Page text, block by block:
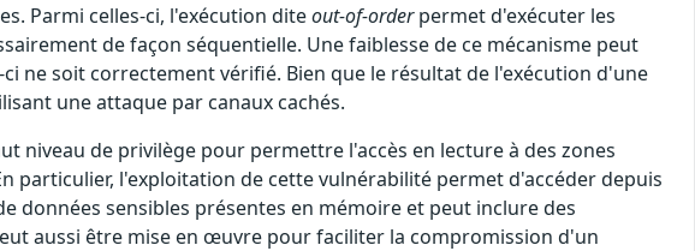
Parmi celles-ci, l'exécution diteout-of-orderpermet d'exécuter les
de façon séquentielle. Une faiblesse de ce mécanisme peut
ne soit correctement vérifié. Bien que le résultat de l'exécution d'une
une attaque par canaux cachés.
niveau de privilège pour permettre l'accès en lecture à des zones
particulier, l'exploitation de cette vulnérabilité permet d'accéder depuis
données sensibles présentes en mémoire et peut inclure des
aussi être mise en œuvre pour faciliter la compromission d'un